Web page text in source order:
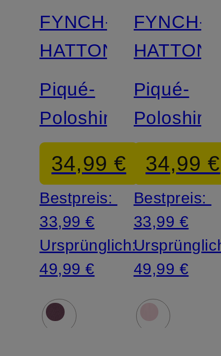
FYNCH-
HATTON
Piqué-
Poloshirt
34,99 €
Bestpreis:
33,99 €
Ursprünglich:
49,99 €
FYNCH-
HATTON
Piqué-
Poloshirt
34,99 €
Bestpreis:
33,99 €
49,99 €